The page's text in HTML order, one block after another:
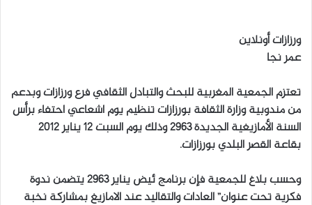
د
ا
إ
ل
ت
ر
ورزازات أونلاين
عمر نجا
تعتزم الجمعية المغربية للبحث والتبادل الثقافي فرع ورزازات وبدعم
من مندوبية وزارة الثقافة بورزازات تنظيم يوم اشعاعي احتفاء برأس
السنة الأمازيغية الجديدة 2963 وذلك يوم السبت 12 يناير 2012
بقاعة القصر البلدي بورزازات.
وحسب بلاغ للجمعية فإن برنامج ئيض يناير 2963 يتضمن ندوة
فكرية تحت عنوان” العادات والتقاليد عند الامازيغ بمشاركة نخبة